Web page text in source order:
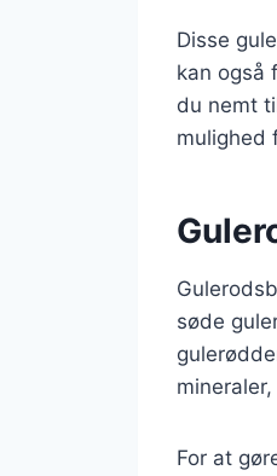
Disse
kan også
du nemt
mulighed
søde
For at